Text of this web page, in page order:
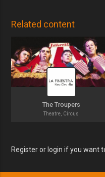
Related content
The Troupers
Theatre, Circus
Register or login if you want